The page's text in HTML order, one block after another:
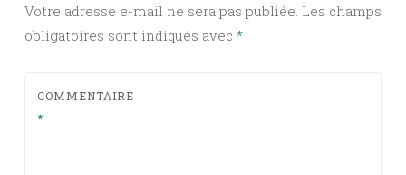
Votre adresse e-mail ne sera pas publiée. Les champs
obligatoires sont indiqués avec *
COMMENTAIRE
*